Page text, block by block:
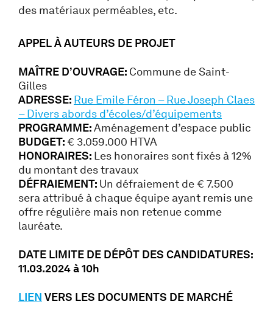
des matériaux perméables, etc.
APPEL À AUTEURS DE PROJET
MAÎTRE D’OUVRAGE: Commune de Saint-
Gilles
ADRESSE: Rue Emile Féron – Rue Joseph Claes
– Divers abords d’écoles/d’équipements
PROGRAMME:Aménagement d’espace public
BUDGET:€ 3.059.000 HTVA
HONORAIRES: Les honoraires sont fixés à 12%
du montant des travaux
DÉFRAIEMENT: Un défraiement de € 7.500
sera attribué à chaque équipe ayant remis une
offre régulière mais non retenue comme
lauréate.
DATE LIMITE DE DÉPÔT DES CANDIDATURES:
11.03.2024 à 10h
LIEN VERS LES DOCUMENTS DE MARCHÉ